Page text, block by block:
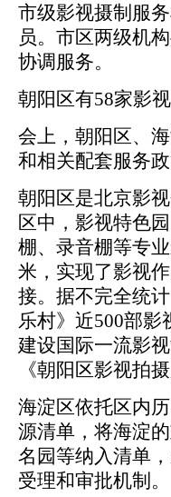
市级影视摄制服
员。市区两级机
协调服务。
朝阳区有58家影
会上，朝阳区、
和相关配套服务政
朝阳区是北京影
区中，影视特色
棚、录音棚等专
米，实现了影视
接。据不完全统
乐村》近500部
建设国际一流影
《朝阳区影视拍
海淀区依托区内
源清单，将海淀
名园等纳入清单
受理和审批机制。